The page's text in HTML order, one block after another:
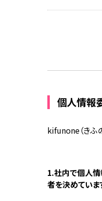
個人情報
kifunone（きふ
1.社内で個人
者を決めていま